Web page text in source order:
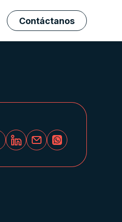
Contáctanos
linkedinemail whatsapp